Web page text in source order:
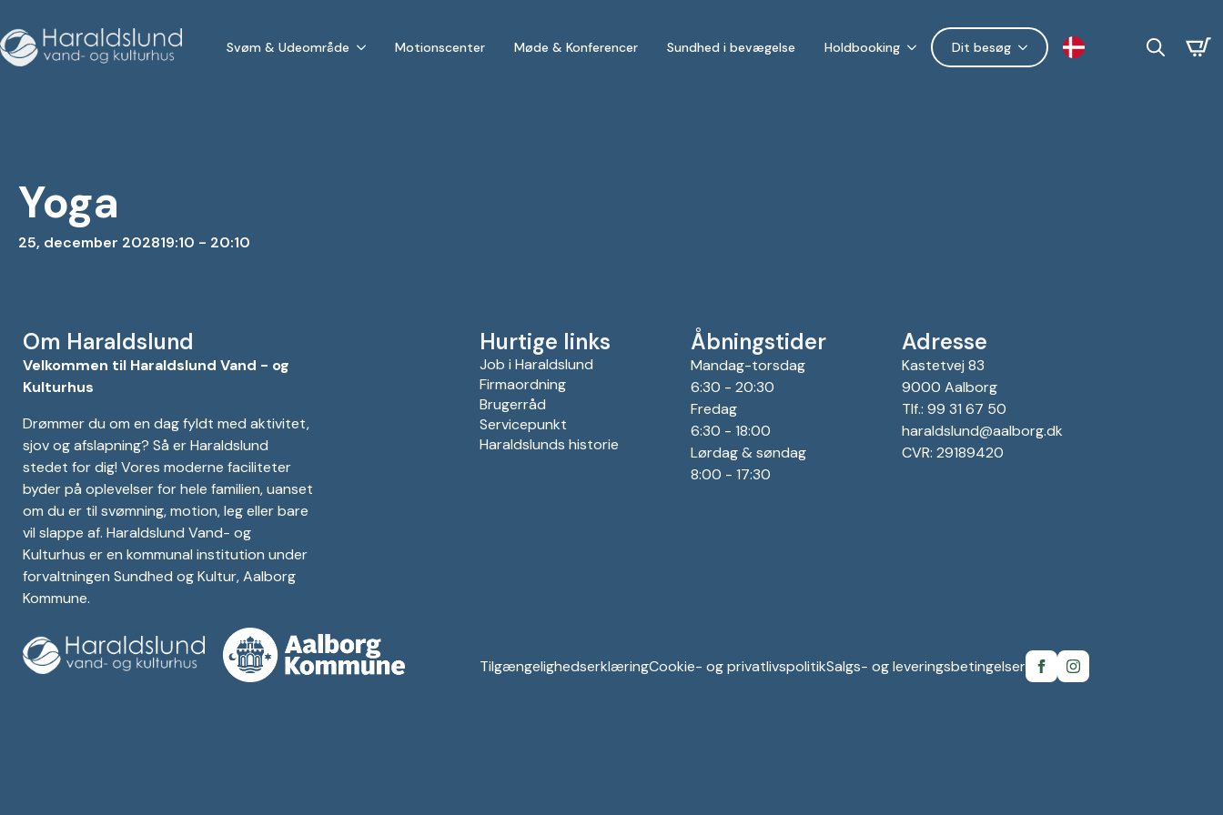
Svøm & Udeområde Motionscenter Møde & Konferencer Sundhed i bevægelse Holdbooking Dit besøg
Yoga
25, december 202819:10 - 20:10
Om Haraldslund
Velkommen til Haraldslund Vand - og
Kulturhus
Drømmer du om en dag fyldt med aktivitet,
sjov og afslapning? Så er Haraldslund
stedet for dig! Vores moderne faciliteter
byder på oplevelser for hele familien, uanset
om du er til svømning, motion, leg eller bare
vil slappe af. Haraldslund Vand- og
Kulturhus er en kommunal institution under
forvaltningen Sundhed og Kultur, Aalborg
Kommune.
Hurtige links
Job i Haraldslund
Firmaordning
Brugerråd
Servicepunkt
Haraldslunds historie
Åbningstider
Mandag-torsdag
6:30 - 20:30
Fredag
6:30 - 18:00
Lørdag & søndag
8:00 - 17:30
Adresse
Kastetvej 83
9000 Aalborg
Tlf.: 99 31 67 50
haraldslund@aalborg.dk
CVR: 29189420
TilgængelighedserklæringCookie- og privatlivspolitikSalgs- og leveringsbetingelser